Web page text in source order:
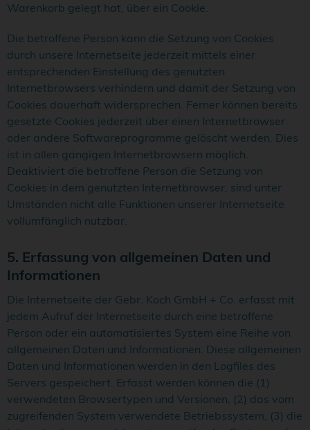
Warenkorb gelegt hat, über ein Cookie.
Die betroffene Person kann die Setzung von Cookies
durch unsere Internetseite jederzeit mittels einer
entsprechenden Einstellung des genutzten
Internetbrowsers verhindern und damit der Setzung von
Cookies dauerhaft widersprechen. Ferner können bereits
gesetzte Cookies jederzeit über einen Internetbrowser
oder andere Softwareprogramme gelöscht werden. Dies
ist in allen gängigen Internetbrowsern möglich.
Deaktiviert die betroffene Person die Setzung von
Cookies in dem genutzten Internetbrowser, sind unter
Umständen nicht alle Funktionen unserer Internetseite
vollumfänglich nutzbar.
5. Erfassung von allgemeinen Daten und
Informationen
Die Internetseite der Gebr. Koch GmbH + Co. erfasst mit
jedem Aufruf der Internetseite durch eine betroffene
Person oder ein automatisiertes System eine Reihe von
allgemeinen Daten und Informationen. Diese allgemeinen
Daten und Informationen werden in den Logfiles des
Servers gespeichert. Erfasst werden können die (1)
verwendeten Browsertypen und Versionen, (2) das vom
zugreifenden System verwendete Betriebssystem, (3) die